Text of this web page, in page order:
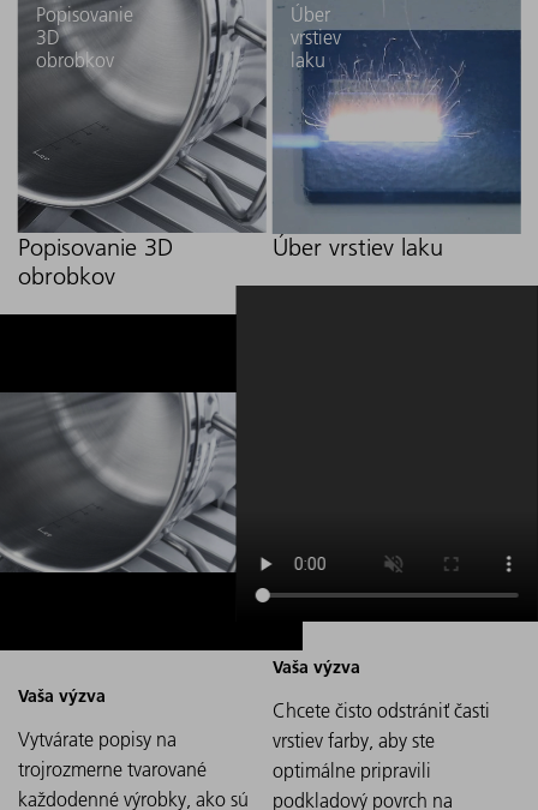
Popisovanie
3D
obrobkov
Popisovanie 3D
obrobkov
Vytvárate popisy na
trojrozmerne tvarované
každodenné výrobky, ako sú
Úber
vrstiev
laku
Úber vrstiev laku
Chcete čisto odstrániť časti
vrstiev farby, aby ste
optimálne pripravili
podkladový povrch na